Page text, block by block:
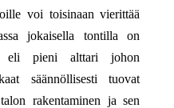
voi toisinaan vierittää
jokaisella tontilla on
eli pieni alttari johon
säännöllisesti tuovat
rakentaminen ja sen